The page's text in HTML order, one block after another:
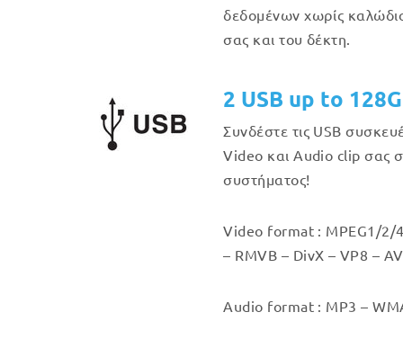
δεδομένων χωρίς
σας και του δέκτη.
2 USB up to
Συνδέστε τις USB
Video και Audio clip σας
συστήματος!
Video format : MPEG1/2/
– RMVB – DivX – VP8 –
Audio format : MP3 –